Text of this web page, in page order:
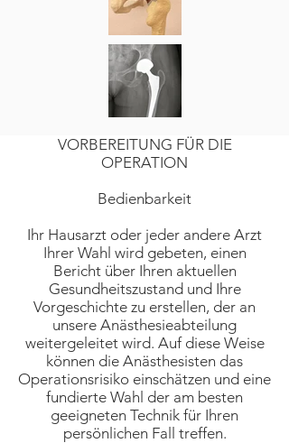
VORBEREITUNG FÜR DIE
OPERATION
Bedienbarkeit
Ihr Hausarzt oder jeder andere Arzt
Ihrer Wahl wird gebeten, einen
Bericht über Ihren aktuellen
Gesundheitszustand und Ihre
Vorgeschichte zu erstellen, der an
unsere Anästhesieabteilung
weitergeleitet wird. Auf diese Weise
können die Anästhesisten das
Operationsrisiko einschätzen und eine
fundierte Wahl der am besten
geeigneten Technik für Ihren
persönlichen Fall treffen.